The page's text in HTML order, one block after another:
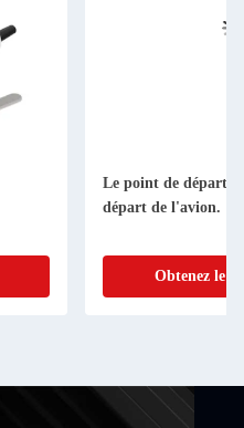
Le point de départ
départ de l'avion.
Obtenez le